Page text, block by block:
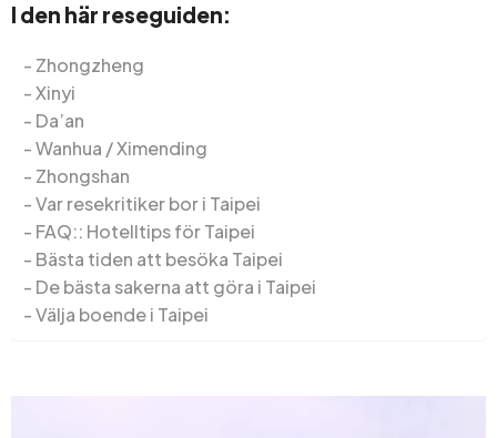
I den här reseguiden:
Zhongzheng
Xinyi
Da’an
Wanhua / Ximending
Zhongshan
Var resekritiker bor i Taipei
FAQ:: Hotelltips för Taipei
Bästa tiden att besöka Taipei
De bästa sakerna att göra i Taipei
Välja boende i Taipei